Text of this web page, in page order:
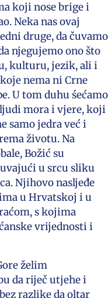
koji nose brige i
Neka nas ovaj
druge, da čuvamo
njegujemo ono što
kulturu, jezik, ali i
nema ni Crne
U tom duhu śećamo
mora i vjere, koji
samo jedra već i
životu. Na
Božić su
u srcu sliku
Njihovo nasljeđe
u Hrvatskoj i u
s kojima
vrijednosti i
želim
da riječ utjehe i
razlike da oltar